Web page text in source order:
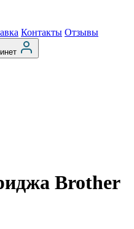
Контакты Отзывы
Brother